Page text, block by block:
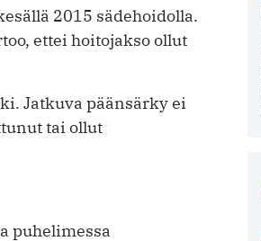
2015 sädehoidolla.
ettei hoitojakso ollut
Jatkuva päänsärky ei
tai ollut
puhelimessa